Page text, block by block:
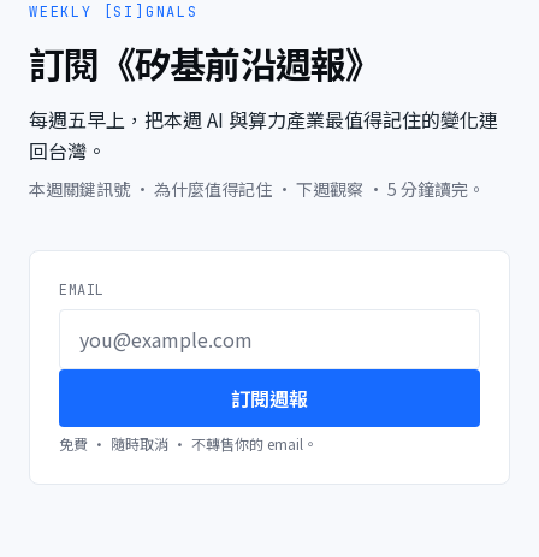
WEEKLY [SI]GNALS
訂閱《矽基前沿週報》
每週五早上，把本週 AI 與算力產業最值得記住的變化連
回台灣。
本週關鍵訊號 · 為什麼值得記住 · 下週觀察 · 5 分鐘讀完。
EMAIL
訂閱週報
免費 · 隨時取消 · 不轉售你的 email。